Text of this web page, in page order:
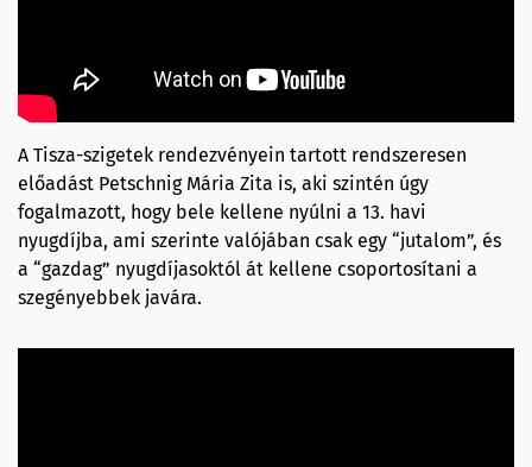
A Tisza-szigetek rendezvényein tartott rendszeresen
előadást Petschnig Mária Zita is, aki szintén úgy
fogalmazott, hogy bele kellene nyúlni a 13. havi
nyugdíjba, ami szerinte valójában csak egy “jutalom”, és
a “gazdag” nyugdíjasoktól át kellene csoportosítani a
szegényebbek javára.